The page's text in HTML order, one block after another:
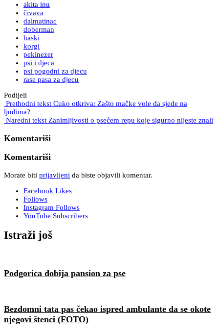
akita inu
čivava
dalmatinac
doberman
haski
korgi
pekinezer
psi i djeca
psi pogodni za djecu
rase pasa za djecu
Podijeli
Prethodni tekst Cuko otkriva: Zašto mačke vole da sjede na
ljudima?
Naredni tekst Zanimljivosti o psećem repu koje sigurno nijeste znali
Komentariši
Komentariši
Morate biti prijavljeni da biste objavili komentar.
Facebook Likes
Follows
Instagram Follows
YouTube Subscribers
Istraži još
Podgorica dobija pansion za pse
Bezdomni tata pas čekao ispred ambulante da se okote
njegovi štenci (FOTO)